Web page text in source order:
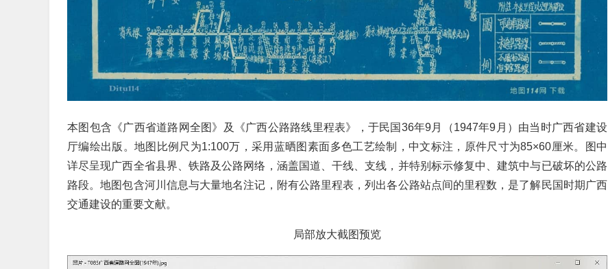
本图包含《广西省道路网全图》及《广西公路路线里程表》，于民国36年9月（1947年9月）由当时广西省建设
厅编绘出版。地图比例尺为1:100万，采用蓝晒图素面多色工艺绘制，中文标注，原件尺寸为85×60厘米。图中
详尽呈现广西全省县界、铁路及公路网络，涵盖国道、干线、支线，并特别标示修复中、建筑中与已破坏的公路
路段。地图包含河川信息与大量地名注记，附有公路里程表，列出各公路站点间的里程数，是了解民国时期广西
交通建设的重要文献。
局部放大截图预览